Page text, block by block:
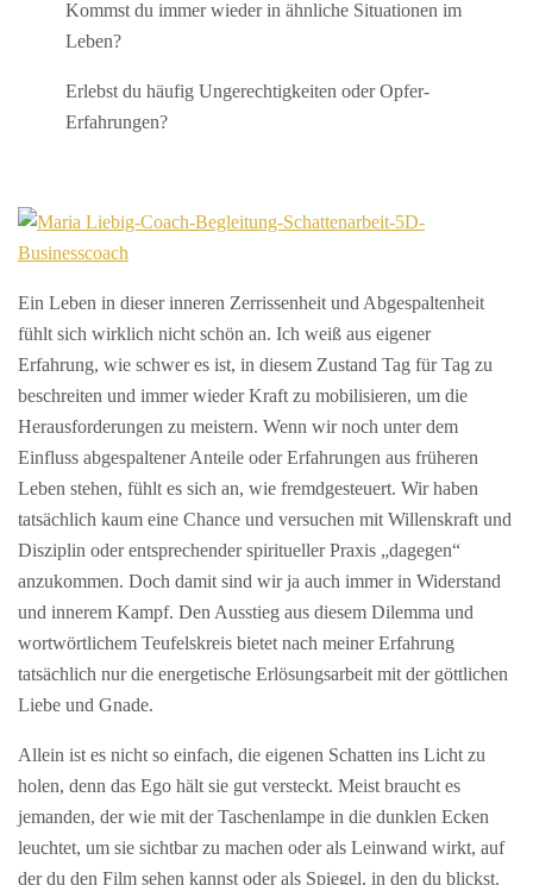
Kommst du immer wieder in ähnliche Situationen im
Leben?
Erlebst du häufig Ungerechtigkeiten oder Opfer-
Erfahrungen?
Ein Leben in dieser inneren Zerrissenheit und Abgespaltenheit
fühlt sich wirklich nicht schön an. Ich weiß aus eigener
Erfahrung, wie schwer es ist, in diesem Zustand Tag für Tag zu
beschreiten und immer wieder Kraft zu mobilisieren, um die
Herausforderungen zu meistern. Wenn wir noch unter dem
Einfluss abgespaltener Anteile oder Erfahrungen aus früheren
Leben stehen, fühlt es sich an, wie fremdgesteuert. Wir haben
tatsächlich kaum eine Chance und versuchen mit Willenskraft und
Disziplin oder entsprechender spiritueller Praxis „dagegen“
anzukommen. Doch damit sind wir ja auch immer in Widerstand
und innerem Kampf. Den Ausstieg aus diesem Dilemma und
wortwörtlichem Teufelskreis bietet nach meiner Erfahrung
tatsächlich nur die energetische Erlösungsarbeit mit der göttlichen
Liebe und Gnade.
Allein ist es nicht so einfach, die eigenen Schatten ins Licht zu
holen, denn das Ego hält sie gut versteckt. Meist braucht es
jemanden, der wie mit der Taschenlampe in die dunklen Ecken
leuchtet, um sie sichtbar zu machen oder als Leinwand wirkt, auf
der du den Film sehen kannst oder als Spiegel, in den du blickst.